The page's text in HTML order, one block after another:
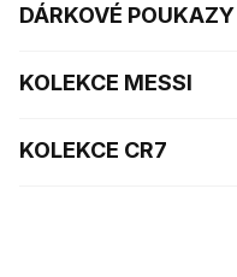
DÁRKOVÉ POUKAZY
KOLEKCE MESSI
KOLEKCE CR7